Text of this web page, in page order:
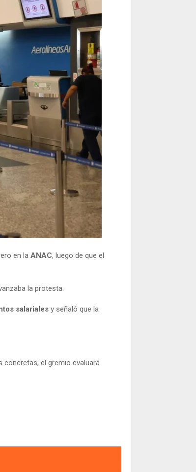
en la ANAC, luego de que el
la protesta.
salariales y señaló que la
concretas, el gremio evaluará